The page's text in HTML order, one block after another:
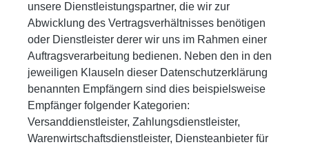
unsere Dienstleistungspartner, die wir zur
Abwicklung des Vertragsverhältnisses benötigen
oder Dienstleister derer wir uns im Rahmen einer
Auftragsverarbeitung bedienen. Neben den in den
jeweiligen Klauseln dieser Datenschutzerklärung
benannten Empfängern sind dies beispielsweise
Empfänger folgender Kategorien:
Versanddienstleister, Zahlungsdienstleister,
Warenwirtschaftsdienstleister, Diensteanbieter für